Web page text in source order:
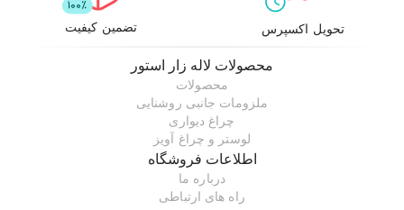
تحویل اکسپرس تضمین کیفیت
محصولات لاله زار استور
محصولات
ملزومات جانبی روشنایی
چراغ دیواری
لوستر و چراغ آویز
اطلاعات فروشگاه
درباره ما
راه های ارتباطی